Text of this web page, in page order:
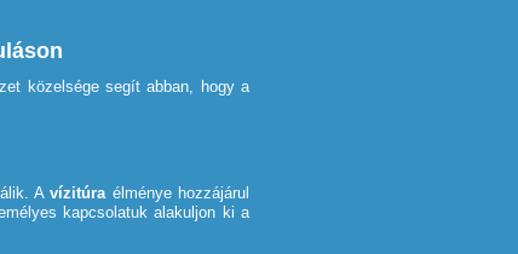
közelsége segít abban, hogy a
Avízitúraélménye hozzájárul
kapcsolatuk alakuljon ki a